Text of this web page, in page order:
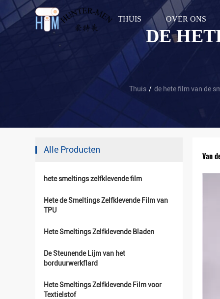
THUIS OVER ONS
DE
Thuis / de hete film van de
Alle Producten
hete smeltings zelfklevende film
Hete de Smeltings Zelfklevende Film van
TPU
Hete Smeltings Zelfklevende Bladen
De Steunende Lijm van het
borduurwerkflard
Hete Smeltings Zelfklevende Film voor
Textielstof
Van